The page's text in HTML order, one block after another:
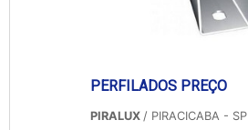
PERFILADOS PREÇO
PIRALUX / PIRACICABA - SP